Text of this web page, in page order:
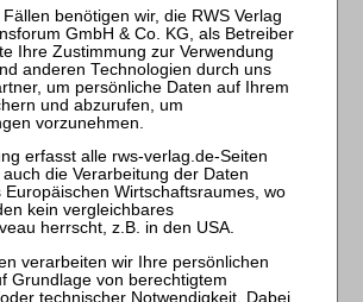
v. 20.07.2011 – 34 Wx 131/10
Nachweis der
eines GbR-Gesellschafters durch
Gesellschaftsvertrag
– II R 48/08
Erwerbsvorgangs eines Grundstücks
Grundlage